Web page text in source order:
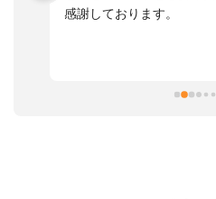
感謝しております。